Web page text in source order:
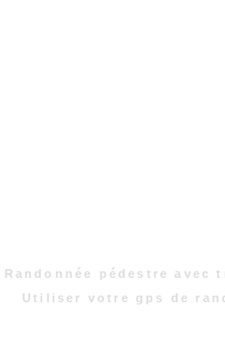
Randonnée pédestre avec
Utiliser votre gps de